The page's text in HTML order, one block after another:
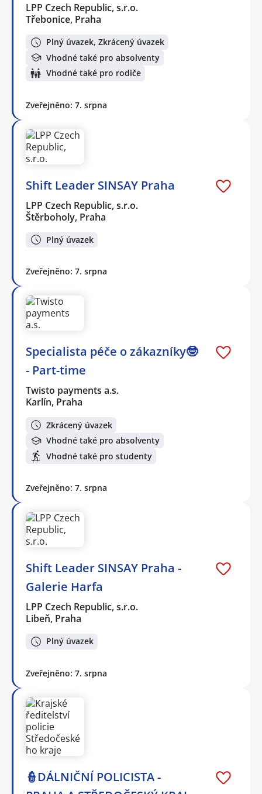
LPP Czech Republic, s.r.o.
Třebonice, Praha
Plný úvazek, Zkrácený úvazek
Vhodné také pro absolventy
Vhodné také pro rodiče
Zveřejněno: 7. srpna
Shift Leader SINSAY Praha
LPP Czech Republic, s.r.o.
Štěrboholy, Praha
Plný úvazek
Zveřejněno: 7. srpna
Specialista péče o zákazníky🤓
- Part-time
Twisto payments a.s.
Karlín, Praha
Zkrácený úvazek
Vhodné také pro absolventy
Vhodné také pro studenty
Zveřejněno: 7. srpna
Shift Leader SINSAY Praha -
Galerie Harfa
LPP Czech Republic, s.r.o.
Libeň, Praha
Plný úvazek
Zveřejněno: 7. srpna
👮DÁLNIČNÍ POLICISTA -